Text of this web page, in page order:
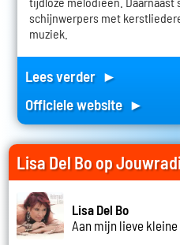
schijnwerpers met
muziek.
Lees verder ►
Officiele website ►
Lisa Del Bo op
Lisa Del Bo
Aan mijn lieve